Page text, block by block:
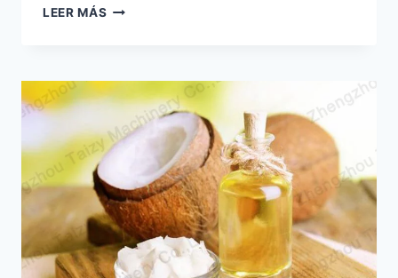
LEER MÁS DE
A
PEQUEÑA
FÁBRICA:
LA
MÁQUINA
PRENSADO
DE
ACEITE
AYUDA
A